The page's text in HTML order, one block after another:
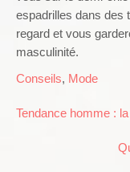
espadrilles dans des
regard et vous
masculinité.
Conseils, Mode
de
Tendance homme :